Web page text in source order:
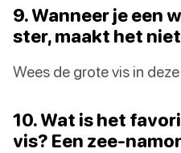
9. Wanneer je een
ster, maakt het
Wees de grote vis in
10. Wat is het
vis? Een zee-